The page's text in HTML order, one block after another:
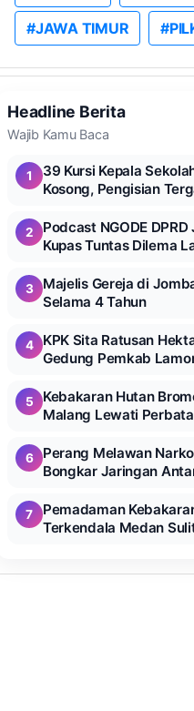
#JAWA TIMUR
Headline Berita
Wajib Kamu Baca
1
39 Kursi Kepala
Kosong, Pengisian
2
Podcast NGODE
Kupas Tuntas Dilema
3
Majelis Gereja di
Selama 4 Tahun
4
KPK Sita Ratusan
Gedung Pemkab
5
Kebakaran Hutan
Malang Lewati
6
Perang Melawan
Bongkar Jaringan
7
Pemadaman
Terkendala Medan